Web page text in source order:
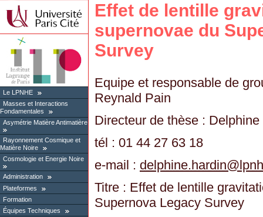
Le LPNHE
Masses et Interactions
Fondamentales
Asymétrie Matière Antimatière
Rayonnement Cosmique et
Matière Noire
Cosmologie et Energie Noire
Administration
Plateformes
Formation
Équipes Techniques
Effet de lentille
supernovae du
Survey
Equipe et responsable de
Reynald Pain
Directeur de thèse : Delphine
tél : 01 44 27 63 18
e-mail : delphine.hardin@
Titre : Effet de lentille
Supernova Legacy Survey